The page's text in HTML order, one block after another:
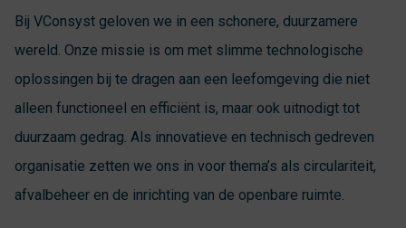
Bij VConsyst geloven we in een schonere, duurzamere
wereld. Onze missie is om met slimme technologische
oplossingen bij te dragen aan een leefomgeving die niet
alleen functioneel en efficiënt is, maar ook uitnodigt tot
duurzaam gedrag. Als innovatieve en technisch gedreven
organisatie zetten we ons in voor thema’s als circulariteit,
afvalbeheer en de inrichting van de openbare ruimte.